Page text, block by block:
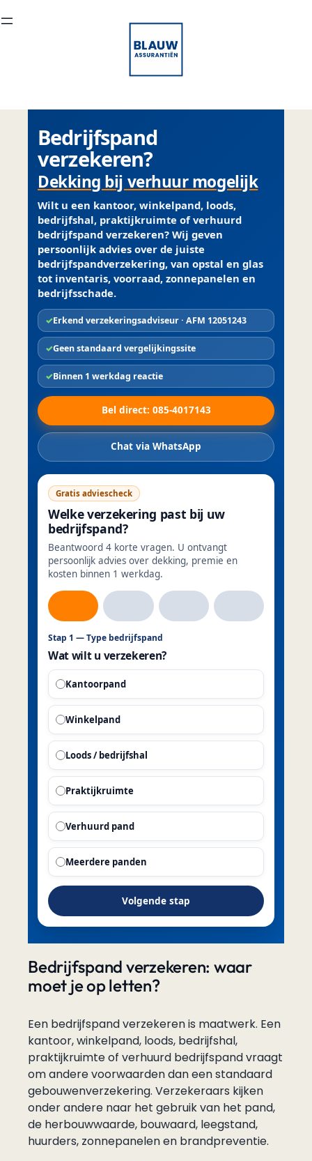
naar
Bedrijfspand
verzekeren?
Dekking bij verhuur mogelijk
Wilt u een kantoor, winkelpand, loods,
bedrijfshal, praktijkruimte of verhuurd
bedrijfspand verzekeren? Wij geven
persoonlijk advies over de juiste
bedrijfspandverzekering, van opstal en glas
tot inventaris, voorraad, zonnepanelen en
bedrijfsschade.
Erkend verzekeringsadviseur · AFM 12051243
Geen standaard vergelijkingssite
Binnen 1 werkdag reactie
Bel direct: 085-4017143
Chat via WhatsApp
Gratis adviescheck
Welke verzekering past bij uw
bedrijfspand?
Beantwoord 4 korte vragen. U ontvangt
persoonlijk advies over dekking, premie en
kosten binnen 1 werkdag.
Stap 1 — Type bedrijfspand
Wat wilt u verzekeren?
Kantoorpand
Winkelpand
Loods / bedrijfshal
Praktijkruimte
Verhuurd pand
Meerdere panden
Volgende stap
Bedrijfspand verzekeren: waar
moet je op letten?
Een bedrijfspand verzekeren is maatwerk. Een
kantoor, winkelpand, loods, bedrijfshal,
praktijkruimte of verhuurd bedrijfspand vraagt
om andere voorwaarden dan een standaard
gebouwenverzekering. Verzekeraars kijken
onder andere naar het gebruik van het pand,
de herbouwwaarde, bouwaard, leegstand,
huurders, zonnepanelen en brandpreventie.